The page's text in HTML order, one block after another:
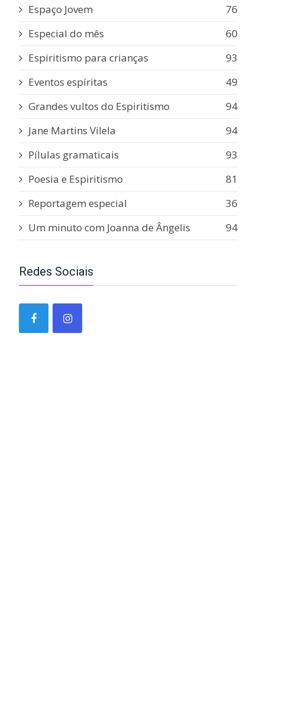
Espaço Jovem
76
Especial do mês
60
Espiritismo para crianças
93
Eventos espíritas
49
Grandes vultos do Espiritismo
94
Jane Martins Vilela
94
Pílulas gramaticais
93
Poesia e Espiritismo
81
Reportagem especial
36
Um minuto com Joanna de Ângelis
94
Redes Sociais